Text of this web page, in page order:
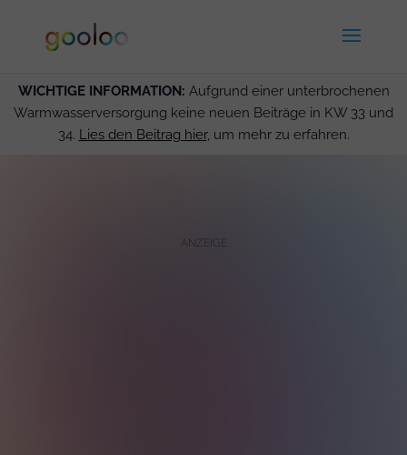
WICHTIGE INFORMATION: Aufgrund einer unterbrochenen
Warmwasserversorgung keine neuen Beiträge in KW 33 und
34. Lies den Beitrag hier, um mehr zu erfahren.